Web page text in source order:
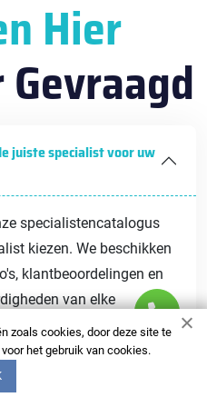
Hier
juiste specialist voor uw
specialistencatalogus
kiezen. We beschikken
klantbeoordelingen en
van elke
beslissing kunt
zoals cookies, door deze site te
het gebruik van cookies.